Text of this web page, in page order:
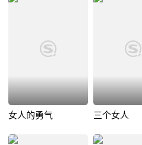
女人的勇气 三个女人